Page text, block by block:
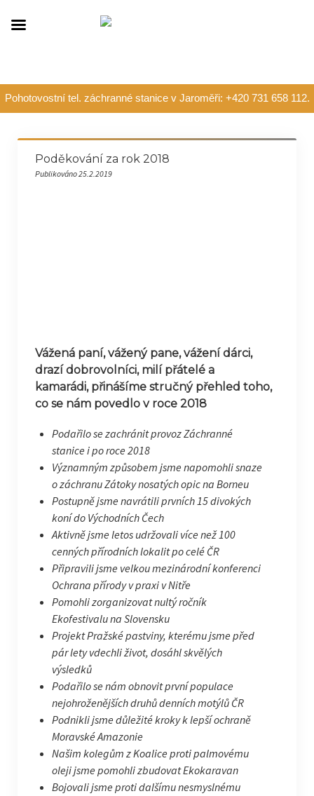
Pohotovostní tel. záchranné stanice v Jaroměři: +420 731 658 112.
Poděkování za rok 2018
Publikováno 25.2.2019
Vážená paní, vážený pane,vážení dárci,
drazí dobrovolníci, milí přátelé a
kamarádi, přinášíme stručný přehled toho,
co se nám povedlo v roce 2018
Podařilo se zachránit provoz Záchranné
stanice i po roce 2018
Významným způsobem jsme napomohli snaze
o záchranu Zátoky nosatých opic na Borneu
Postupně jsme navrátili prvních 15 divokých
koní do Východních Čech
Aktivně jsme letos udržovali více než 100
cenných přírodních lokalit po celé ČR
Připravili jsme velkou mezinárodní konferenci
Ochrana přírody v praxi v Nitře
Pomohli zorganizovat nultý ročník
Ekofestivalu na Slovensku
Projekt Pražské pastviny, kterému jsme před
pár lety vdechli život, dosáhl skvělých
výsledků
Podařilo se nám obnovit první populace
nejohroženějších druhů denních motýlů ČR
Podnikli jsme důležité kroky k lepší ochraně
Moravské Amazonie
Našim kolegům z Koalice proti palmovému
oleji jsme pomohli zbudovat Ekokaravan
Bojovali jsme proti dalšímu nesmyslnému